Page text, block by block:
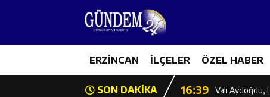
ERZİNCAN İLÇELER ÖZEL HABER
SON DAKİKA
16:40 Mustafa
16:39 Vali Aydoğdu,